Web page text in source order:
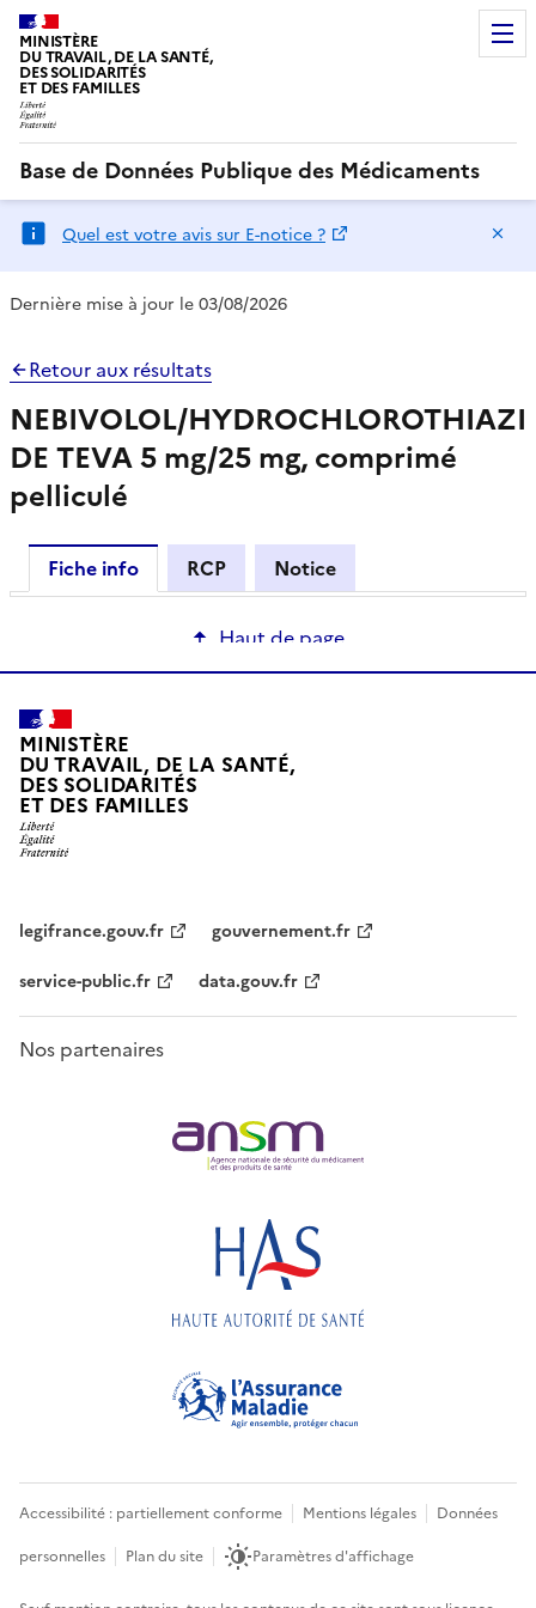
MINISTÈRE
DU TRAVAIL, DE LA SANTÉ,
DES SOLIDARITÉS
ET DES FAMILLES
Base de Données Publique des Médicaments
Quel est votre avis sur E-notice ?
Dernière mise à jour le 03/08/2026
Retour aux résultats
NEBIVOLOL/HYDROCHLOROTHIAZI
DE TEVA 5 mg/25 mg, comprimé
pelliculé
Fiche info RCP Notice
Haut de page
MINISTÈRE
DU TRAVAIL, DE LA SANTÉ,
DES SOLIDARITÉS
ET DES FAMILLES
legifrance.gouv.fr
gouvernement.fr
service-public.fr
data.gouv.fr
Nos partenaires
Accessibilité : partiellement conforme Mentions légales
Données
personnelles
Plan du site Paramètres d'affichage